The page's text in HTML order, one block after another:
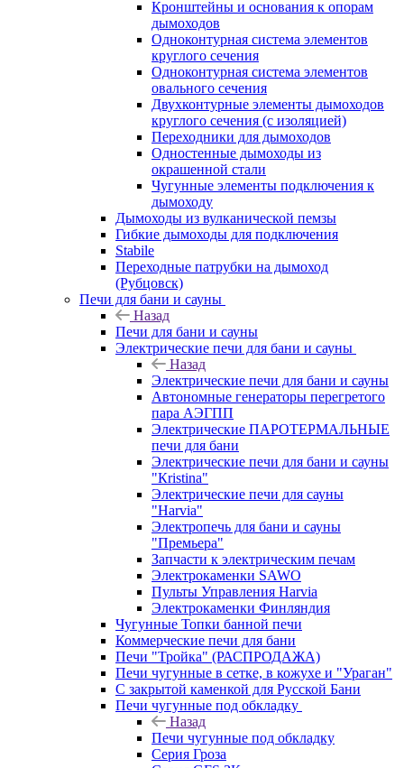
Кронштейны и основания к опорам
дымоходов
Одноконтурная система элементов
круглого сечения
Одноконтурная система элементов
овального сечения
Двухконтурные элементы дымоходов
круглого сечения (с изоляцией)
Переходники для дымоходов
Одностенные дымоходы из
окрашенной стали
Чугунные элементы подключения к
дымоходу
Дымоходы из вулканической пемзы
Гибкие дымоходы для подключения
Stabile
Переходные патрубки на дымоход
(Рубцовск)
Печи для бани и сауны
Назад
Печи для бани и сауны
Электрические печи для бани и сауны
Назад
Электрические печи для бани и сауны
Автономные генераторы перегретого
пара АЭГПП
Электрические ПАРОТЕРМАЛЬНЫЕ
печи для бани
Электрические печи для бани и сауны
"Кristina"
Электрические печи для сауны
"Harvia"
Электропечь для бани и сауны
"Премьера"
Запчасти к электрическим печам
Электрокаменки SAWO
Пульты Управления Harvia
Электрокаменки Финляндия
Чугунные Топки банной печи
Коммерческие печи для бани
Печи "Тройка" (РАСПРОДАЖА)
Печи чугунные в сетке, в кожухе и "Ураган"
С закрытой каменкой для Русской Бани
Печи чугунные под обкладку
Назад
Печи чугунные под обкладку
Серия Гроза